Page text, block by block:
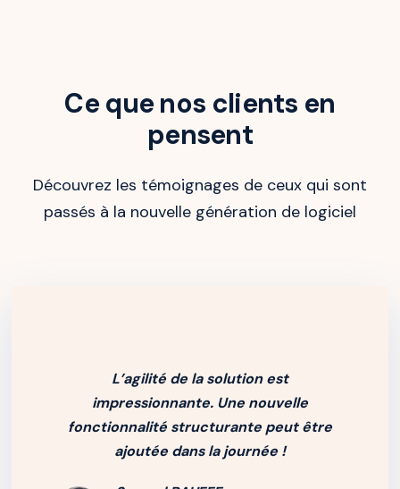
Ce que nos clients en
pensent
Découvrez les témoignages de ceux qui sont
passés à la nouvelle génération de logiciel
L’agilité de la solution est
impressionnante. Une nouvelle
fonctionnalité structurante peut être
ajoutée dans la journée !